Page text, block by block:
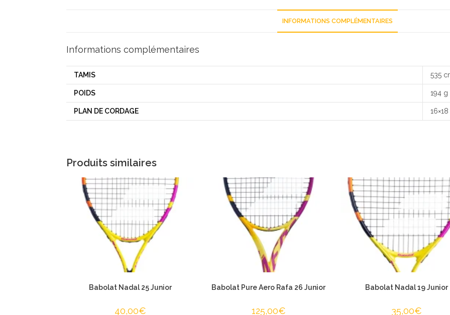
INFORMATIONS COMPLÉMENTAIRES
Informations complémentaires
TAMIS 535
POIDS 194 g
PLAN DE CORDAGE 16×18
Produits similaires
Babolat Nadal 25 Junior
40,00€
Babolat Pure Aero Rafa 26 Junior
125,00€
Babolat Nadal 19 Junior
35,00€